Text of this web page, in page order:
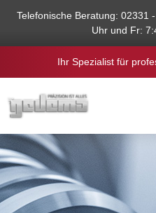
springen
Telefonische Beratung: 02331
Uhr und Fr:
Ihr Spezialist für